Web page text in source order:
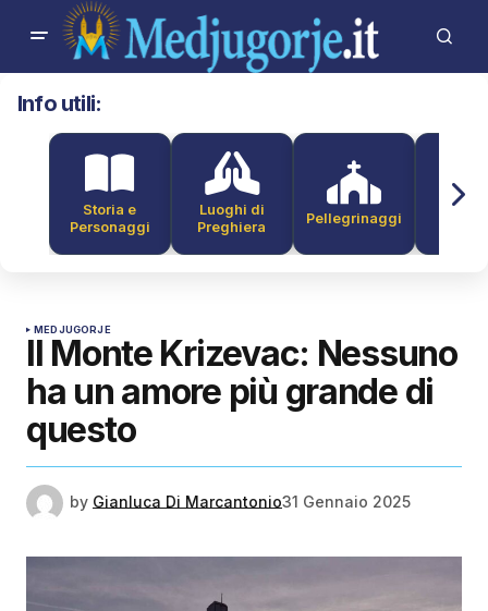
Info utili:
Storia e
Personaggi
Luoghi di
Preghiera
Pellegrinaggi
MEDJUGORJE
Il Monte Krizevac: Nessuno
ha un amore più grande di
questo
by Gianluca Di Marcantonio31 Gennaio 2025